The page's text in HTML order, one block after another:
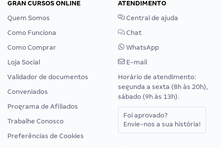
GRAN CURSOS ONLINE
Quem Somos
Como Funciona
Como Comprar
Loja Social
Validador de documentos
Conveniados
Programa de Afiliados
Trabalhe Conosco
Preferências de Cookies
ATENDIMENTO
Central de ajuda
Chat
WhatsApp
E-mail
Horário de atendimento:
segunda a sexta (8h às 20h),
sábado (9h às 13h).
Foi aprovado?
Envie-nos a sua história!